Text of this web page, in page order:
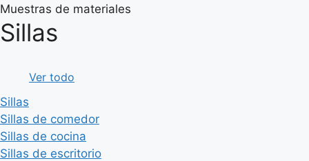
Muestras de materiales
Sillas
Ver todo
Sillas
Sillas de comedor
Sillas de cocina
Sillas de escritorio